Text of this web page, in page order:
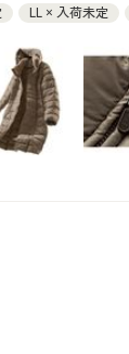
LL × 入荷未定